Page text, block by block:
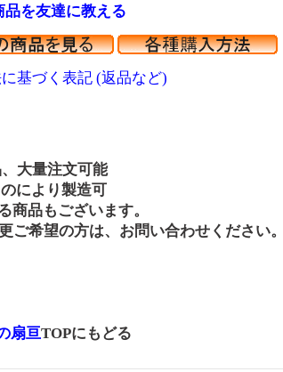
品を友達に教える
基づく表記 (返品など)
量注文可能
より製造可
もございます。
望の方は、お問い合わせください。
扇亘TOPにもどる